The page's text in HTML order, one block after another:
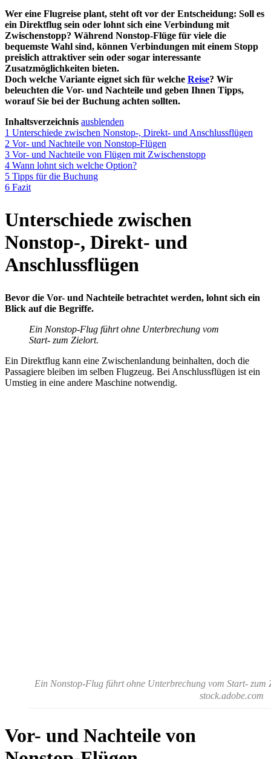
Wer eine Flugreise plant, steht oft vor der Entscheidung: Soll es
ein Direktflug sein oder lohnt sich eine Verbindung mit
Zwischenstopp? Während Nonstop-Flüge für viele die
bequemste Wahl sind, können Verbindungen mit einem Stopp
preislich attraktiver sein oder sogar interessante
Zusatzmöglichkeiten bieten.
Doch welche Variante eignet sich für welche Reise? Wir
beleuchten die Vor- und Nachteile und geben Ihnen Tipps,
worauf Sie bei der Buchung achten sollten.
Inhaltsverzeichnis ausblenden
1 Unterschiede zwischen Nonstop-, Direkt- und Anschlussflügen
2 Vor- und Nachteile von Nonstop-Flügen
3 Vor- und Nachteile von Flügen mit Zwischenstopp
4 Wann lohnt sich welche Option?
5 Tipps für die Buchung
6 Fazit
Unterschiede zwischen
Nonstop-, Direkt- und
Anschlussflügen
Bevor die Vor- und Nachteile betrachtet werden, lohnt sich ein
Blick auf die Begriffe.
Ein Nonstop-Flug führt ohne Unterbrechung vom
Start- zum Zielort.
Ein Direktflug kann eine Zwischenlandung beinhalten, doch die
Passagiere bleiben im selben Flugzeug. Bei Anschlussflügen ist ein
Umstieg in eine andere Maschine notwendig.
Ein Nonstop-Flug führt ohne Unterbrechung vom Start-
stock.adobe.com
Vor- und Nachteile von